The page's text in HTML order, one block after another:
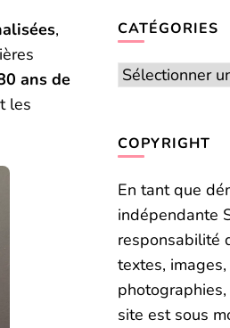
,
ans de
les
CATÉGORIES
Catégories
COPYRIGHT
En tant que
indépendante
responsabilité
textes,
site est sous